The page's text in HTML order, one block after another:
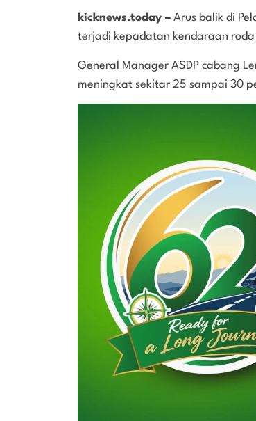
kicknews.today – Arus balik di
terjadi kepadatan kendaraan
General Manager ASDP cabang
meningkat sekitar 25 sampai 30